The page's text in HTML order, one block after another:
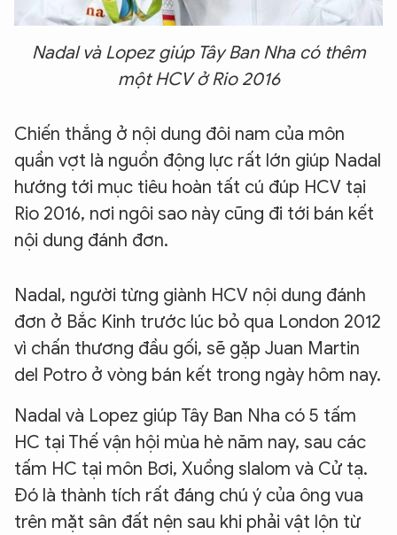
Nadal và Lopez giúp Tây Ban Nha có thêm
một HCV ở Rio 2016
Chiến thắng ở nội dung đôi nam của môn
quần vợt là nguồn động lực rất lớn giúp Nadal
hướng tới mục tiêu hoàn tất cú đúp HCV tại
Rio 2016, nơi ngôi sao này cũng đi tới bán kết
nội dung đánh đơn.
Nadal, người từng giành HCV nội dung đánh
đơn ở Bắc Kinh trước lúc bỏ qua London 2012
vì chấn thương đầu gối, sẽ gặp Juan Martin
del Potro ở vòng bán kết trong ngày hôm nay.
Nadal và Lopez giúp Tây Ban Nha có 5 tấm
HC tại Thế vận hội mùa hè năm nay, sau các
tấm HC tại môn Bơi, Xuồng slalom và Cử tạ.
Đó là thành tích rất đáng chú ý của ông vua
trên mặt sân đất nện sau khi phải vật lộn từ